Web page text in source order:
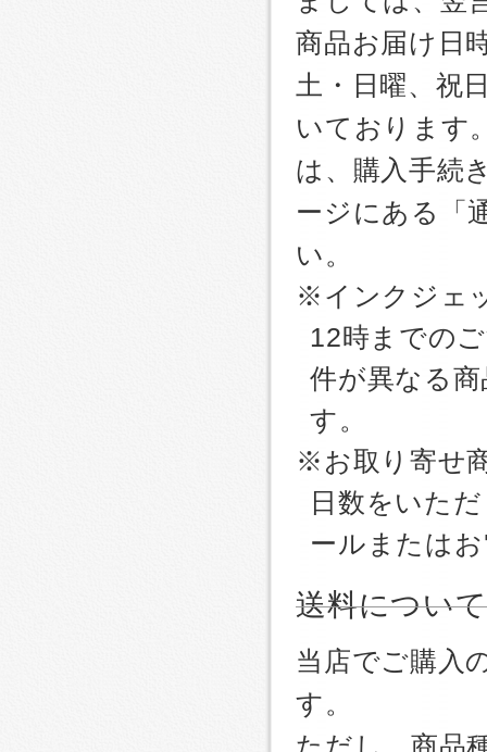
商品お届け日
土・日曜、祝
いております
は、購入手続
ージにある「
い。
※インクジェ
12時までの
件が異なる
す。
※お取り寄せ
日数をいた
ールまたは
送料について
当店でご購入
す。
ただし、商品